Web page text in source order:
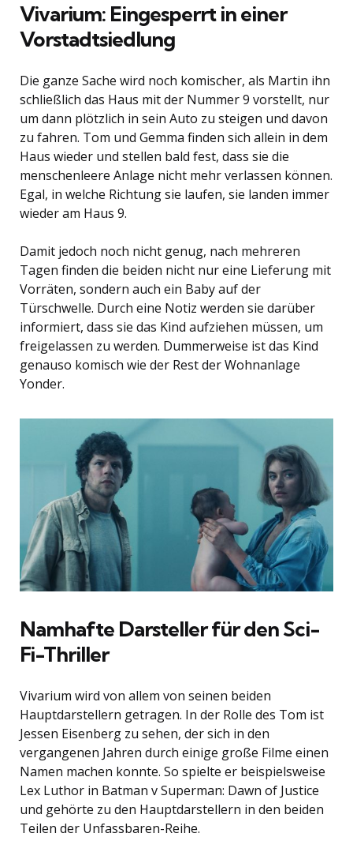
Vivarium: Eingesperrt in einer
Vorstadtsiedlung
Die ganze Sache wird noch komischer, als Martin ihn
schließlich das Haus mit der Nummer 9 vorstellt, nur
um dann plötzlich in sein Auto zu steigen und davon
zu fahren. Tom und Gemma finden sich allein in dem
Haus wieder und stellen bald fest, dass sie die
menschenleere Anlage nicht mehr verlassen können.
Egal, in welche Richtung sie laufen, sie landen immer
wieder am Haus 9.
Damit jedoch noch nicht genug, nach mehreren
Tagen finden die beiden nicht nur eine Lieferung mit
Vorräten, sondern auch ein Baby auf der
Türschwelle. Durch eine Notiz werden sie darüber
informiert, dass sie das Kind aufziehen müssen, um
freigelassen zu werden. Dummerweise ist das Kind
genauso komisch wie der Rest der Wohnanlage
Yonder.
Namhafte Darsteller für den Sci-
Fi-Thriller
Vivarium wird von allem von seinen beiden
Hauptdarstellern getragen. In der Rolle des Tom ist
Jessen Eisenberg zu sehen, der sich in den
vergangenen Jahren durch einige große Filme einen
Namen machen konnte. So spielte er beispielsweise
Lex Luthor in Batman v Superman: Dawn of Justice
und gehörte zu den Hauptdarstellern in den beiden
Teilen der Unfassbaren-Reihe.